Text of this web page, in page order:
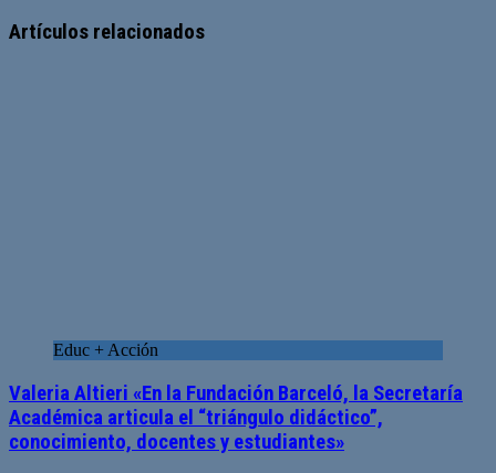
web
Artículos relacionados
Educ + Acción
Valeria Altieri «En la Fundación Barceló, la Secretaría
Académica articula el “triángulo didáctico”,
conocimiento, docentes y estudiantes»